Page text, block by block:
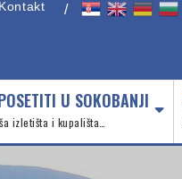
Kontakt /
U SOKOBANJI
izletišta i kupališta…